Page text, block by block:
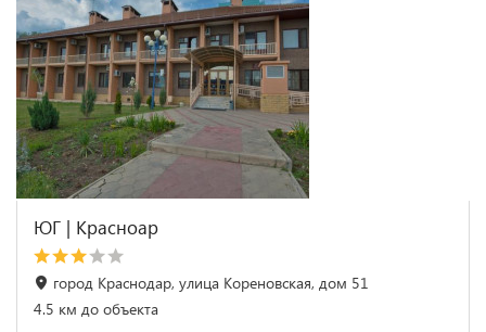
ЮГ | Красноар
город Краснодар, улица Кореновская, дом 51
4.5 км до объекта